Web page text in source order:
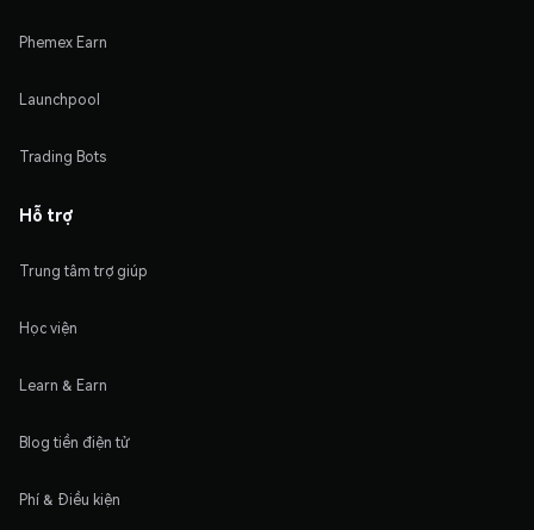
Phemex Earn
Launchpool
Trading Bots
Hỗ trợ
Trung tâm trợ giúp
Học viện
Learn & Earn
Blog tiền điện tử
Phí & Điều kiện